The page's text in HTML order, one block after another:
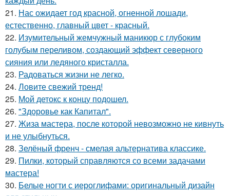
21. Нас ожидает год красной, огненной лошади,
естественно, главный цвет - красный.
22. Изумительный жемчужный маникюр с глубоким
голубым переливом, создающий эффект северного
сияния или ледяного кристалла.
23. Радоваться жизни не легко.
24. Ловите свежий тренд!
25. Мой детокс к концу подошел.
26. "Здоровье как Капитал".
27. Жиза мастера, после которой невозможно не кивнуть
и не улыбнуться.
28. Зелёный френч - смелая альтернатива классике.
29. Пилки, который справляются со всеми задачами
мастера!
30. Белые ногти с иероглифами: оригинальный дизайн